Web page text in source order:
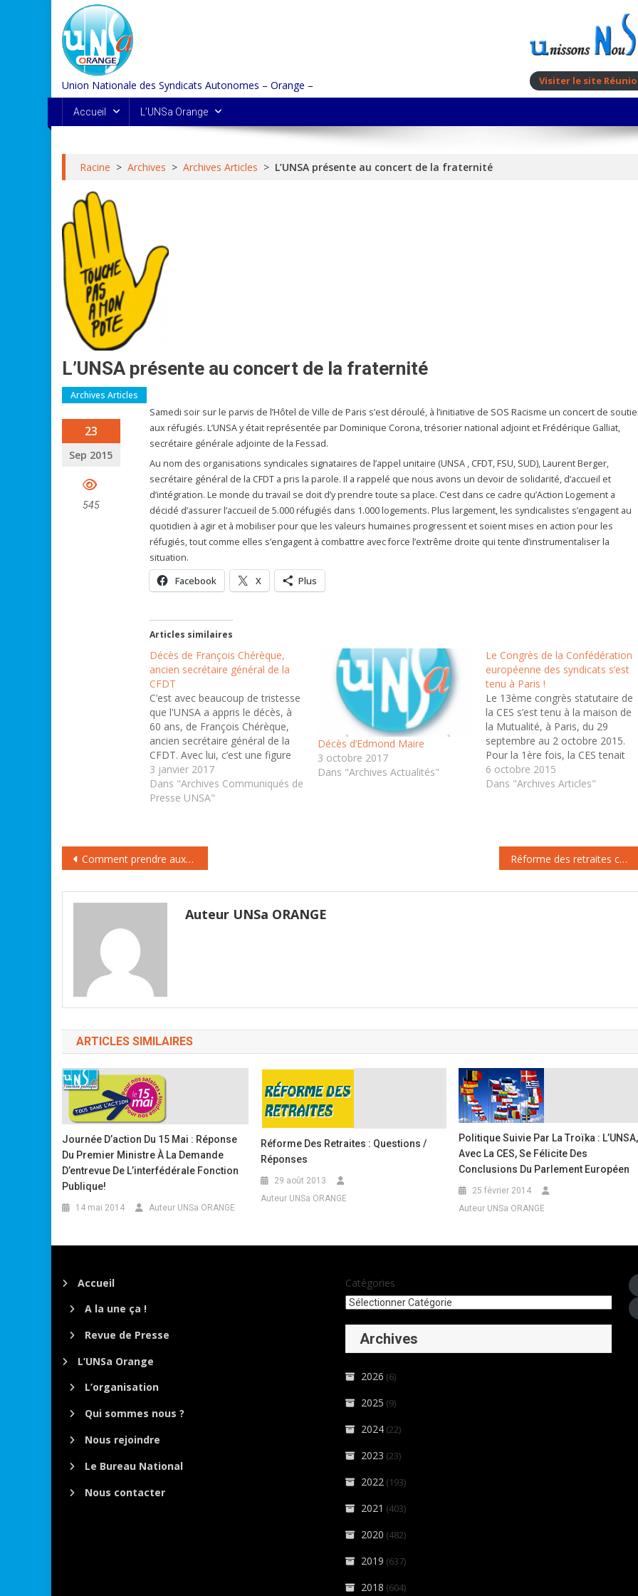
content
Union Nationale des Syndicats Autonomes – Orange – Visiter le site
Accueil L’UNSa Orange
Racine > Archives > Archives Articles > L’UNSA présente au concert de la fraternité
L’UNSA présente au concert de la fraternité
Archives Articles
23
Sep 2015
545
Samedi soir sur le parvis de l’Hôtel de Ville de Paris s’est déroulé, à l’initiative de SOS Racisme un concert de
aux réfugiés. L’UNSA y était représentée par Dominique Corona, trésorier national adjoint et Frédérique Galliat,
secrétaire générale adjointe de la Fessad.
Au nom des organisations syndicales signataires de l’appel unitaire (UNSA , CFDT, FSU, SUD), Laurent Berger,
secrétaire général de la CFDT a pris la parole. Il a rappelé que nous avons un devoir de solidarité, d’accueil et
d’intégration. Le monde du travail se doit d’y prendre toute sa place. C’est dans ce cadre qu’Action Logement a
décidé d’assurer l’accueil de 5.000 réfugiés dans 1.000 logements. Plus largement, les syndicalistes s’engagent au
quotidien à agir et à mobiliser pour que les valeurs humaines progressent et soient mises en action pour les
réfugiés, tout comme elles s’engagent à combattre avec force l’extrême droite qui tente d’instrumentaliser la
situation.
Facebook X Plus
Articles similaires
Décès de François Chérèque,
ancien secrétaire général de la
CFDT
C’est avec beaucoup de tristesse
que l'UNSA a appris le décès, à
60 ans, de François Chérèque,
ancien secrétaire général de la
CFDT. Avec lui, c’est une figure
du syndicalisme réformiste
français qui disparaît, à laquelle
resteront d’abord attachées
3 janvier 2017
Dans "Archives Communiqués de
Presse UNSA"
Décès d’Edmond Maire
3 octobre 2017
Dans "Archives Actualités"
Le Congrès de la Confédération
européenne des syndicats s’est
tenu à Paris !
Le 13ème congrès statutaire de
la CES s’est tenu à la maison de
la Mutualité, à Paris, du 29
septembre au 2 octobre 2015.
Pour la 1ère fois, la CES tenait
son congrès en France, ce qui a
permis aux organisations
6 octobre 2015
Dans "Archives Articles"
Navigation
de
l’article
Comment prendre aux impôts pour donner à votre retraite ? Réforme des retraites complémentaires : les couples mariés risquent de souffrir
Auteur UNSa ORANGE
ARTICLES SIMILAIRES
Journée D’action Du 15 Mai : Réponse
Du Premier Ministre À La Demande
D’entrevue De L’interfédérale Fonction
Publique!
14 mai 2014 Auteur UNSa ORANGE
Réforme Des Retraites : Questions /
Réponses
29 août 2013
Auteur UNSa ORANGE
Politique Suivie Par La Troïka : L’UNSA,
Avec La CES, Se Félicite Des
Conclusions Du Parlement Européen
25 février 2014
Auteur UNSa ORANGE
Accueil
A la une ça !
Revue de Presse
L’UNSa Orange
L’organisation
Qui sommes nous ?
Nous rejoindre
Le Bureau National
Nous contacter
Catégories
Archives
2026 (6)
2025 (9)
2024 (22)
2023 (23)
2022 (193)
2021 (403)
2020 (482)
2019 (637)
2018 (604)